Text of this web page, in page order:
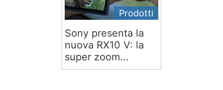
Prodotti
Sony presenta la
nuova RX10 V: la
super zoom...